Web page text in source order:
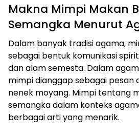
Makna Mimpi Makan
Semangka Menurut
Dalam banyak tradisi agama,
sebagai bentuk komunikasi
dan alam semesta. Dalam
mimpi dianggap sebagai pesan
nenek moyang. Mimpi tentang
semangka dalam konteks
berbagai arti yang menarik.